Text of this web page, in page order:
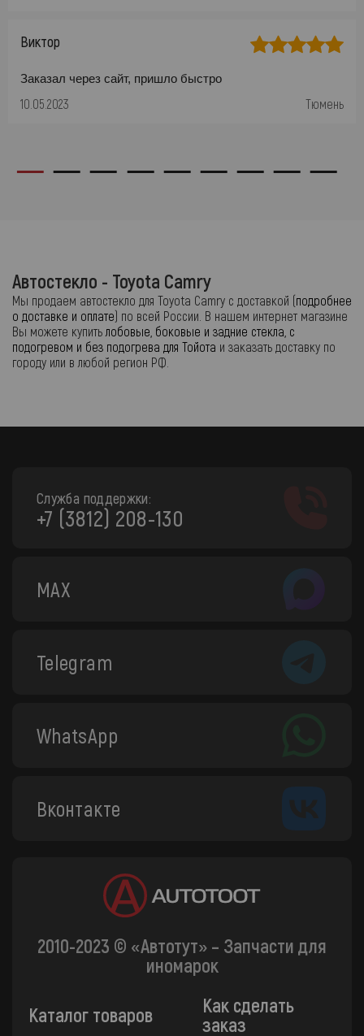
Виктор
Заказал через сайт, пришло быстро
10.05.2023 Тюмень
Автостекло - Toyota Camry
Мы продаем автостекло для Toyota Camry с доставкой (подробнее
о доставке и оплате) по всей России. В нашем интернет магазине
Вы можете купить лобовые, боковые и задние стекла, с
подогревом и без подогрева для Тойота и заказать доставку по
городу или в любой регион РФ.
Служба поддержки:
+7 (3812) 208-130
MAX
Telegram
WhatsApp
Вконтакте
2010-2023 © «Автотут» – Запчасти для
иномарок
Каталог товаров
Как сделать
заказ